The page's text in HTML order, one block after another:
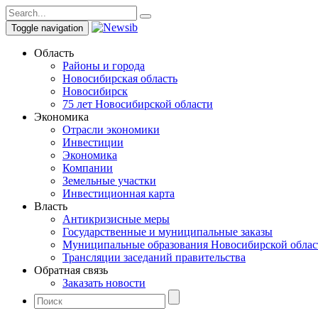
Toggle navigation
Область
Районы и города
Новосибирская область
Новосибирск
75 лет Новосибирской области
Экономика
Отрасли экономики
Инвестиции
Экономика
Компании
Земельные участки
Инвестиционная карта
Власть
Антикризисные меры
Государственные и муниципальные заказы
Муниципальные образования Новосибирской
Трансляции заседаний правительства
Обратная связь
Заказать новости